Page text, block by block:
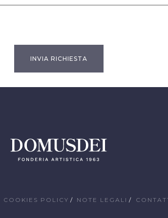
COOKIES POLICY NOTE LEGALI